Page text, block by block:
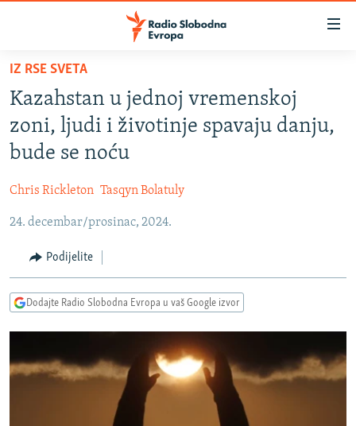
Pređite
glavni
sadržaj
Pređite
na
glavnu
Pređite
pretragu
VIJESTI
BOSNA I HERCEGOVINA
SRBIJA
CRNA GORA
VIZUELNO
VIDEO
INFOGRAFIKE
PODCASTI
KINA NA BALKANU
ISPRIČAJ MI
IZ RSE SVETA
Kazahstan u jednoj vremenskoj
zoni, ljudi i životinje spavaju danju,
bude se noću
Chris Rickleton Tasqyn Bolatuly
24. decembar/prosinac, 2024.
Podijelite
Dodajte Radio Slobodna Evropa u vaš Google izvor